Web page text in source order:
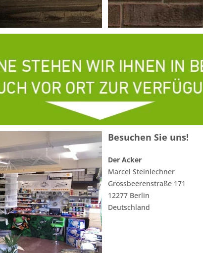
Besuchen Sie uns!
Der Acker
Marcel Steinlechner
Grossbeerenstraße 171
12277 Berlin
Deutschland